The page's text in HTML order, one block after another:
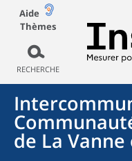
Aide
Thèmes
RECHERCHE
de La